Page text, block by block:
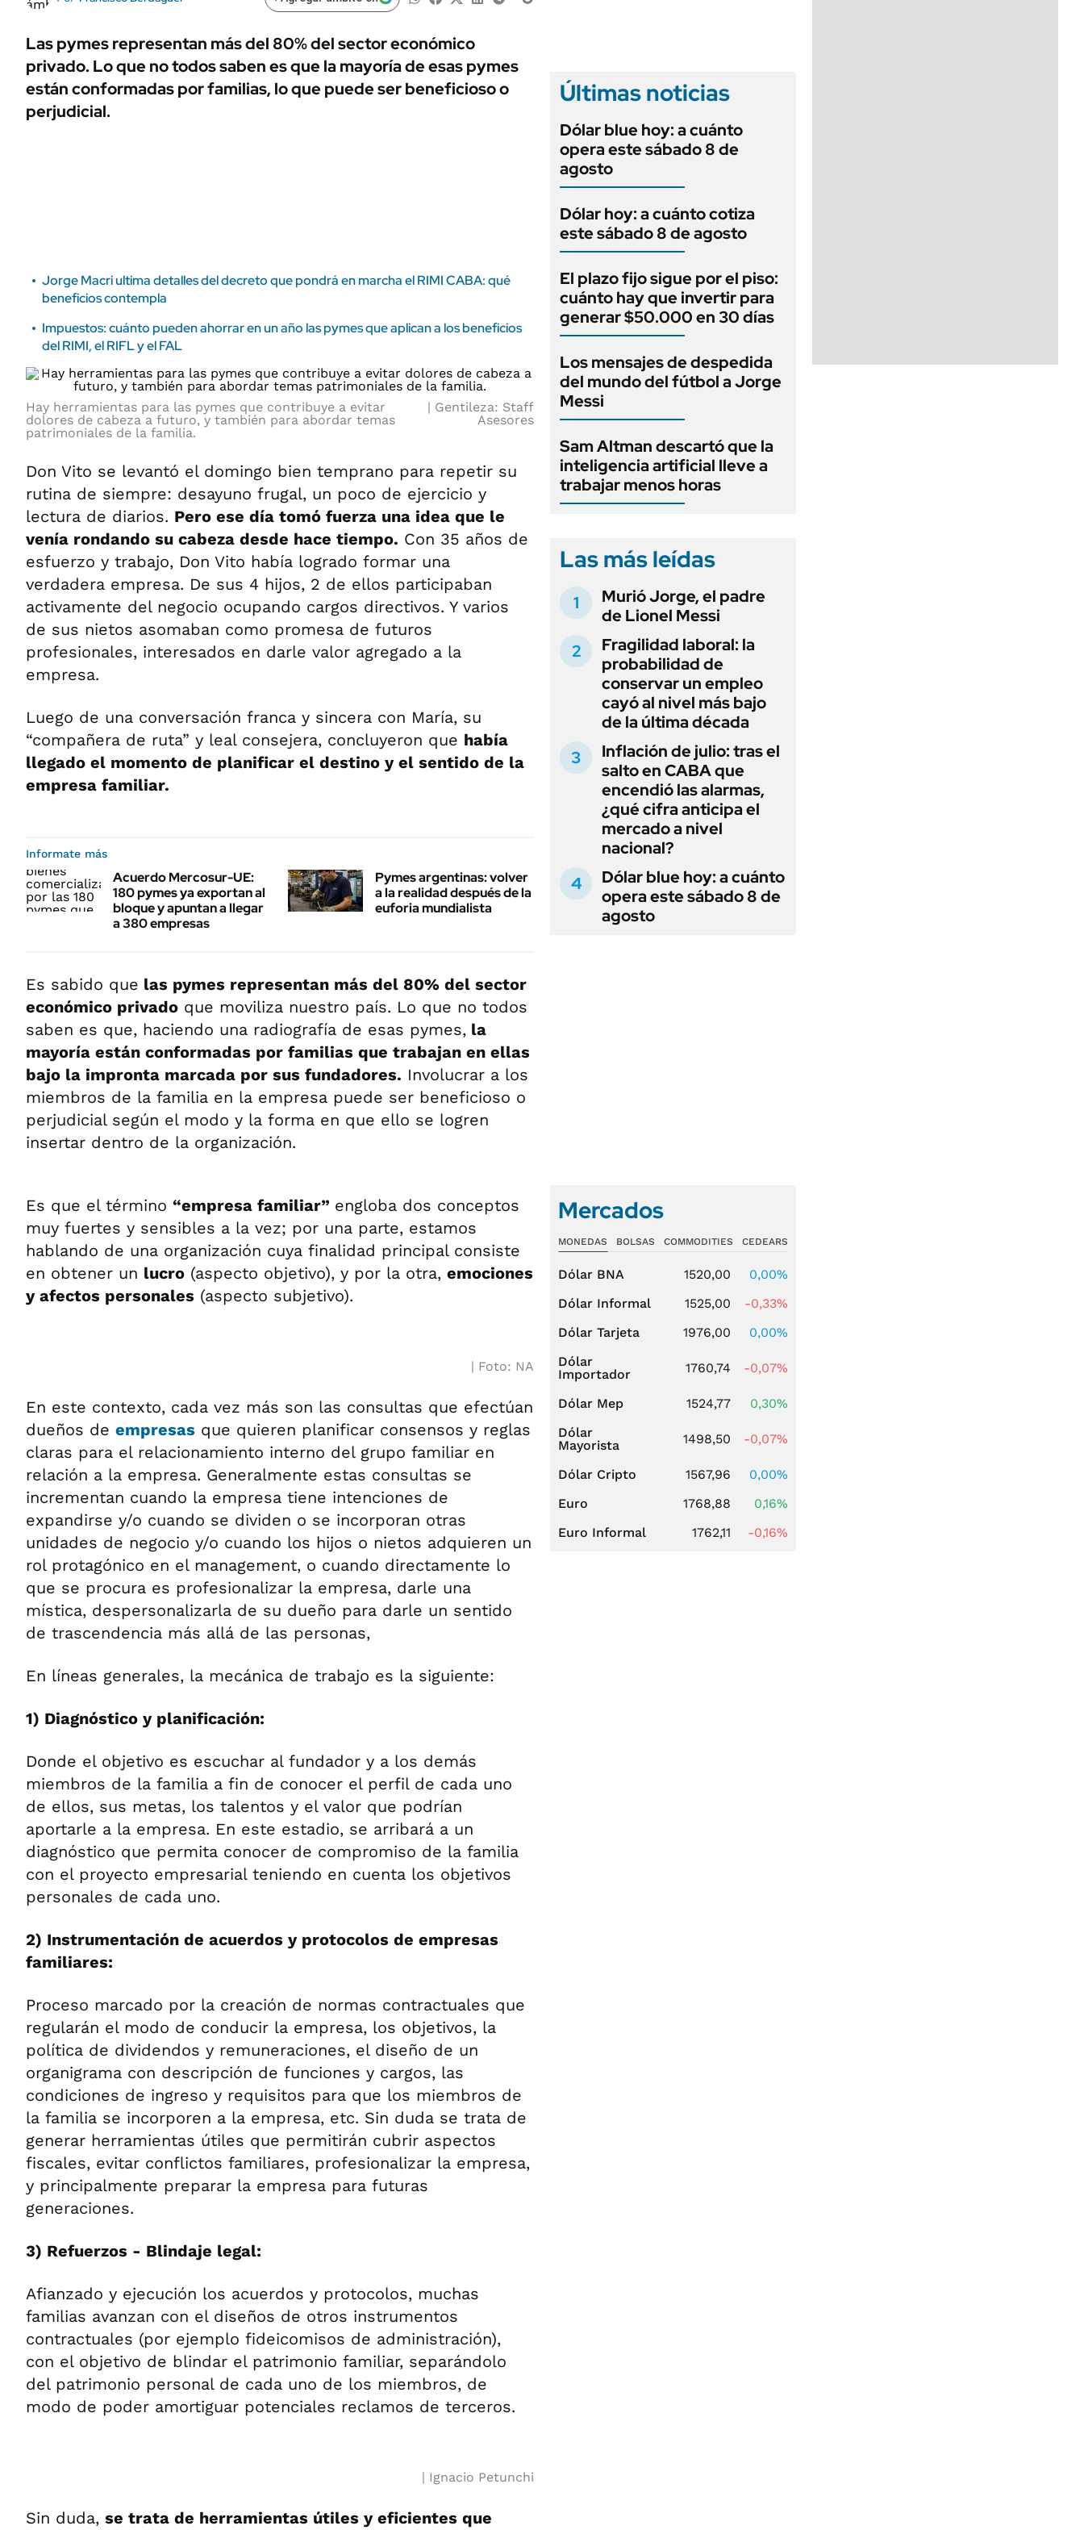
ÁMBITO DEBATE
URUGUAY
AUTOS
Las pymes representan más del 80% del sector económico
privado. Lo que no todos saben es que la mayoría de esas pymes
están conformadas por familias, lo que puede ser beneficioso o
perjudicial.
Jorge Macri ultima detalles del decreto que pondrá en marcha el RIMI CABA: qué
beneficios contempla
Impuestos: cuánto pueden ahorrar en un año las pymes que aplican a los beneficios
del RIMI, el RIFL y el FAL
Hay herramientas para las pymes que contribuye a evitar
dolores de cabeza a futuro, y también para abordar temas
patrimoniales de la familia.
Gentileza: Staff
Asesores
Don Vito se levantó el domingo bien temprano para repetir su
rutina de siempre: desayuno frugal, un poco de ejercicio y
lectura de diarios. Pero ese día tomó fuerza una idea que le
venía rondando su cabeza desde hace tiempo. Con 35 años de
esfuerzo y trabajo, Don Vito había logrado formar una
verdadera empresa. De sus 4 hijos, 2 de ellos participaban
activamente del negocio ocupando cargos directivos. Y varios
de sus nietos asomaban como promesa de futuros
profesionales, interesados en darle valor agregado a la
empresa.
Luego de una conversación franca y sincera con María, su
“compañera de ruta” y leal consejera, concluyeron que había
llegado el momento de planificar el destino y el sentido de la
empresa familiar.
Informate más
Acuerdo Mercosur-UE:
180 pymes ya exportan al
bloque y apuntan a llegar
a 380 empresas
Pymes argentinas: volver
a la realidad después de la
euforia mundialista
Es sabido que las pymes representan más del 80% del sector
económico privado que moviliza nuestro país. Lo que no todos
saben es que, haciendo una radiografía de esas pymes, la
mayoría están conformadas por familias que trabajan en ellas
bajo la impronta marcada por sus fundadores. Involucrar a los
miembros de la familia en la empresa puede ser beneficioso o
perjudicial según el modo y la forma en que ello se logren
insertar dentro de la organización.
Es que el término “empresa familiar” engloba dos conceptos
muy fuertes y sensibles a la vez; por una parte, estamos
hablando de una organización cuya finalidad principal consiste
en obtener un lucro (aspecto objetivo), y por la otra, emociones
y afectos personales (aspecto subjetivo).
Foto: NA
En este contexto, cada vez más son las consultas que efectúan
dueños de empresas que quieren planificar consensos y reglas
claras para el relacionamiento interno del grupo familiar en
relación a la empresa. Generalmente estas consultas se
incrementan cuando la empresa tiene intenciones de
expandirse y/o cuando se dividen o se incorporan otras
unidades de negocio y/o cuando los hijos o nietos adquieren un
rol protagónico en el management, o cuando directamente lo
que se procura es profesionalizar la empresa, darle una
mística, despersonalizarla de su dueño para darle un sentido
de trascendencia más allá de las personas,
En líneas generales, la mecánica de trabajo es la siguiente:
1) Diagnóstico y planificación:
Donde el objetivo es escuchar al fundador y a los demás
miembros de la familia a fin de conocer el perfil de cada uno
de ellos, sus metas, los talentos y el valor que podrían
aportarle a la empresa. En este estadio, se arribará a un
diagnóstico que permita conocer de compromiso de la familia
con el proyecto empresarial teniendo en cuenta los objetivos
personales de cada uno.
2) Instrumentación de acuerdos y protocolos de empresas
familiares:
Proceso marcado por la creación de normas contractuales que
regularán el modo de conducir la empresa, los objetivos, la
política de dividendos y remuneraciones, el diseño de un
organigrama con descripción de funciones y cargos, las
condiciones de ingreso y requisitos para que los miembros de
la familia se incorporen a la empresa, etc. Sin duda se trata de
generar herramientas útiles que permitirán cubrir aspectos
fiscales, evitar conflictos familiares, profesionalizar la empresa,
y principalmente preparar la empresa para futuras
generaciones.
3) Refuerzos - Blindaje legal:
Afianzado y ejecución los acuerdos y protocolos, muchas
familias avanzan con el diseños de otros instrumentos
contractuales (por ejemplo fideicomisos de administración),
con el objetivo de blindar el patrimonio familiar, separándolo
del patrimonio personal de cada uno de los miembros, de
modo de poder amortiguar potenciales reclamos de terceros.
Ignacio Petunchi
Sin duda, se trata de herramientas útiles y eficientes que
Últimas noticias
Dólar blue hoy: a cuánto
opera este sábado 8 de
agosto
Dólar hoy: a cuánto cotiza
este sábado 8 de agosto
El plazo fijo sigue por el piso:
cuánto hay que invertir para
generar $50.000 en 30 días
Los mensajes de despedida
del mundo del fútbol a Jorge
Messi
Sam Altman descartó que la
inteligencia artificial lleve a
trabajar menos horas
Las más leídas
Murió Jorge, el padre
de Lionel Messi
Fragilidad laboral: la
probabilidad de
conservar un empleo
cayó al nivel más bajo
de la última década
Inflación de julio: tras el
salto en CABA que
encendió las alarmas,
¿qué cifra anticipa el
mercado a nivel
nacional?
Dólar blue hoy: a cuánto
opera este sábado 8 de
agosto
Mercados
MONEDAS BOLSAS COMMODITIES CEDEARS
Dólar BNA 1520,00
0,00%
Dólar Informal
1525,00
-0,33%
Dólar Tarjeta
1976,00
0,00%
Dólar
Importador
1760,74 -0,07%
Dólar Mep 1524,77
0,30%
Dólar
Mayorista
1498,50 -0,07%
Dólar Cripto 1567,96
0,00%
Euro
1768,88
0,16%
Euro Informal
1762,11 -0,16%